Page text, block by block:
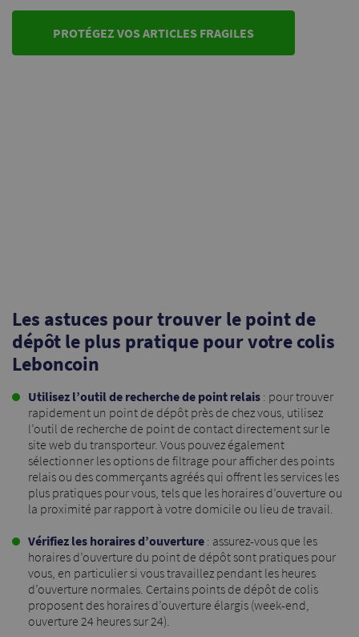
PROTÉGEZ VOS ARTICLES FRAGILES
Les astuces pour trouver le point de
dépôt le plus pratique pour votre colis
Leboncoin
Utilisez l’outil de recherche de point relais : pour trouver
rapidement un point de dépôt près de chez vous, utilisez
l’outil de recherche de point de contact directement sur le
site web du transporteur. Vous pouvez également
sélectionner les options de filtrage pour afficher des points
relais ou des commerçants agréés qui offrent les services les
plus pratiques pour vous, tels que les horaires d’ouverture ou
la proximité par rapport à votre domicile ou lieu de travail.
Vérifiez les horaires d’ouverture : assurez-vous que les
horaires d’ouverture du point de dépôt sont pratiques pour
vous, en particulier si vous travaillez pendant les heures
d’ouverture normales. Certains points de dépôt de colis
proposent des horaires d’ouverture élargis (week-end,
ouverture 24 heures sur 24).